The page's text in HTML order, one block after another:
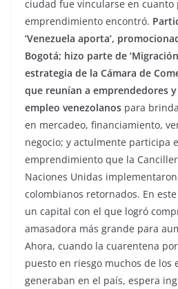
ciudad fue vincularse en cuanto
emprendimiento encontró.
‘Venezuela aporta’,
Bogotá; hizo parte de
estrategia de la Cámara de
que reunían a emprendedores
empleo venezolanos para
en mercadeo, financiamiento,
negocio; y actulmente participa
emprendimiento que la
Naciones Unidas
colombianos retornados. En
un capital con el que logró
amasadora más grande para
Ahora, cuando la cuarentena
puesto en riesgo muchos de los
generaban en el país, espera